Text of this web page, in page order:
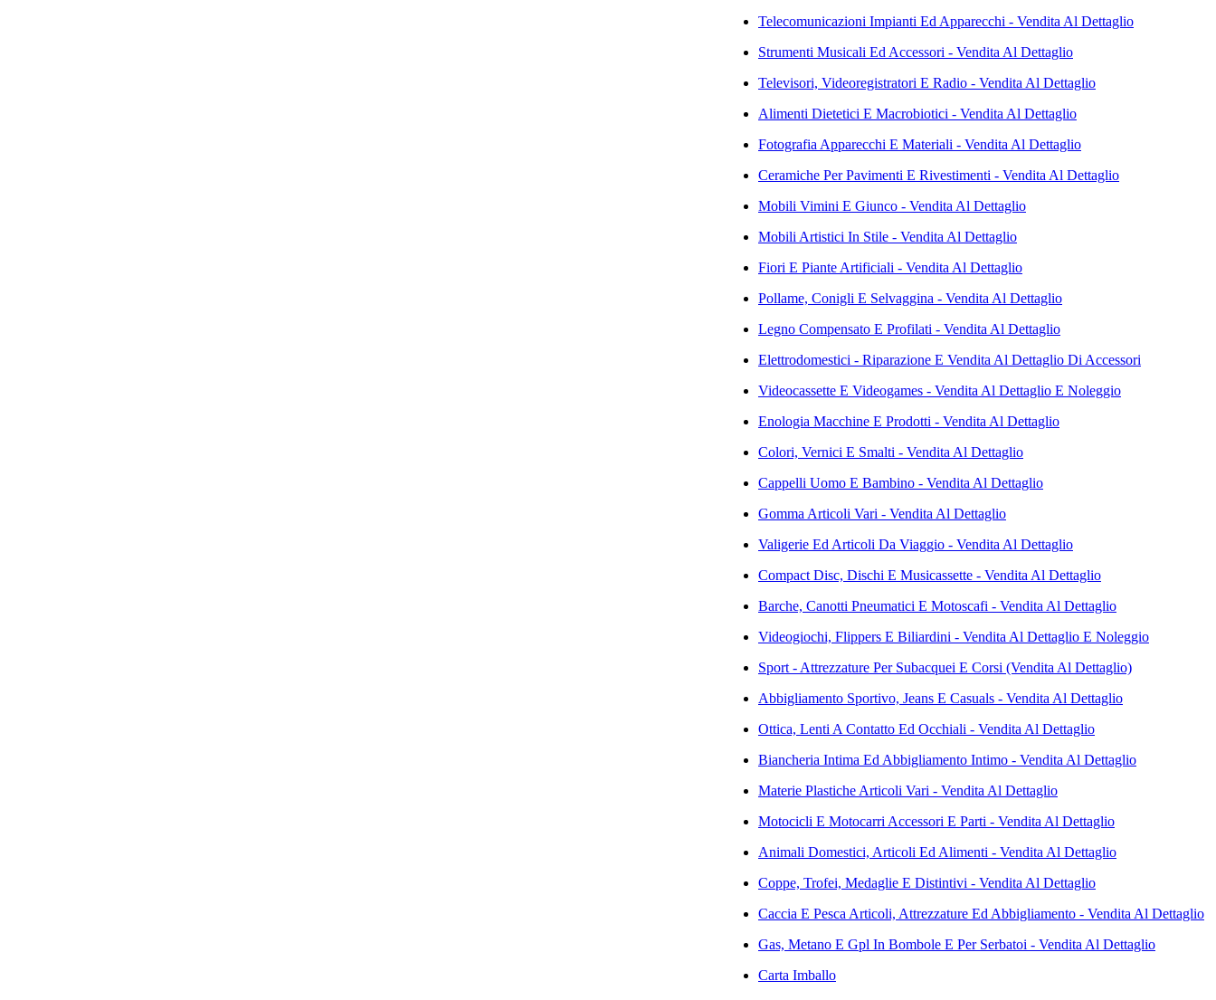
Telecomunicazioni Impianti Ed Apparecchi - Vendita Al Dettaglio
Strumenti Musicali Ed Accessori - Vendita Al Dettaglio
Televisori, Videoregistratori E Radio - Vendita Al Dettaglio
Alimenti Dietetici E Macrobiotici - Vendita Al Dettaglio
Fotografia Apparecchi E Materiali - Vendita Al Dettaglio
Ceramiche Per Pavimenti E Rivestimenti - Vendita Al Dettaglio
Mobili Vimini E Giunco - Vendita Al Dettaglio
Mobili Artistici In Stile - Vendita Al Dettaglio
Fiori E Piante Artificiali - Vendita Al Dettaglio
Pollame, Conigli E Selvaggina - Vendita Al Dettaglio
Legno Compensato E Profilati - Vendita Al Dettaglio
Elettrodomestici - Riparazione E Vendita Al Dettaglio Di Accessori
Videocassette E Videogames - Vendita Al Dettaglio E Noleggio
Enologia Macchine E Prodotti - Vendita Al Dettaglio
Colori, Vernici E Smalti - Vendita Al Dettaglio
Cappelli Uomo E Bambino - Vendita Al Dettaglio
Gomma Articoli Vari - Vendita Al Dettaglio
Valigerie Ed Articoli Da Viaggio - Vendita Al Dettaglio
Compact Disc, Dischi E Musicassette - Vendita Al Dettaglio
Barche, Canotti Pneumatici E Motoscafi - Vendita Al Dettaglio
Videogiochi, Flippers E Biliardini - Vendita Al Dettaglio E Noleggio
Sport - Attrezzature Per Subacquei E Corsi (Vendita Al Dettaglio)
Abbigliamento Sportivo, Jeans E Casuals - Vendita Al Dettaglio
Ottica, Lenti A Contatto Ed Occhiali - Vendita Al Dettaglio
Biancheria Intima Ed Abbigliamento Intimo - Vendita Al Dettaglio
Materie Plastiche Articoli Vari - Vendita Al Dettaglio
Motocicli E Motocarri Accessori E Parti - Vendita Al Dettaglio
Animali Domestici, Articoli Ed Alimenti - Vendita Al Dettaglio
Coppe, Trofei, Medaglie E Distintivi - Vendita Al Dettaglio
Caccia E Pesca Articoli, Attrezzature Ed Abbigliamento - Vendita Al Dettaglio
Gas, Metano E Gpl In Bombole E Per Serbatoi - Vendita Al Dettaglio
Carta Imballo